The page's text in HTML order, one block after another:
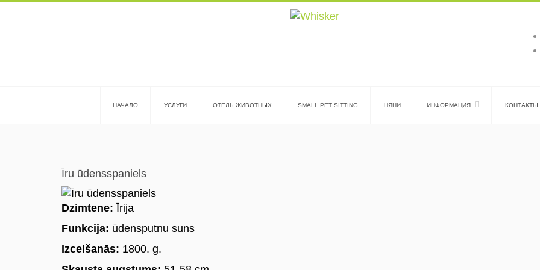
HАЧАЛО УСЛУГИ ОТЕЛЬ ЖИВОТНЫХ SMALL PET SITTING НЯНИ ИНФОРМАЦИЯ КОНТАКТЫ
Īru ūdensspaniels
Dzimtene: Īrija
Funkcija: ūdensputnu suns
Izcelšanās: 1800. g.